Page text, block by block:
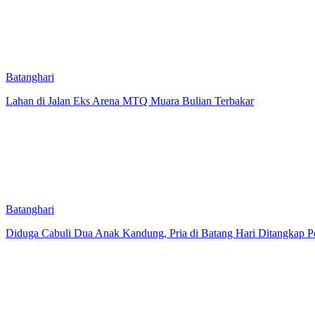
Batanghari
Lahan di Jalan Eks Arena MTQ Muara Bulian Terbakar
Batanghari
Diduga Cabuli Dua Anak Kandung, Pria di Batang Hari Ditangkap